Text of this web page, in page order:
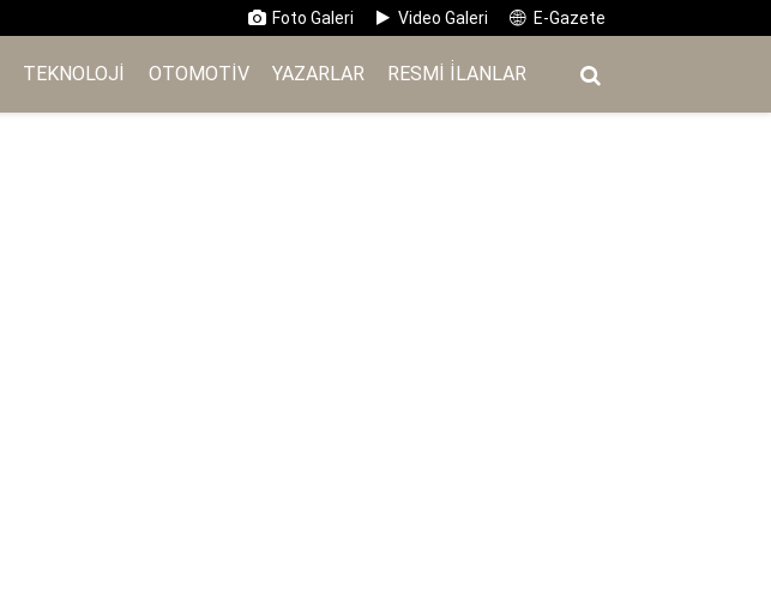
Foto Galeri Video Galeri E-Gazete
TEKNOLOJI OTOMOTIV YAZARLAR RESMI İ̇LANLAR